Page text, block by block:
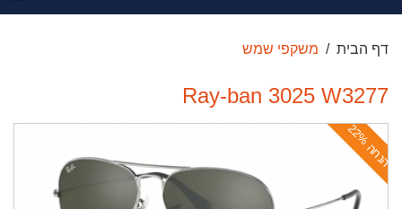
דף הבית משקפי שמש
Ray-ban 3025 W3277
ה
נ
ח
ה
2
2